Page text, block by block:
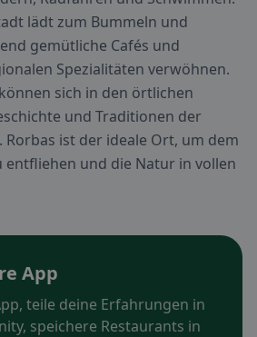
lädt zum Bummeln und
gemütliche Cafés und
Spezialitäten verwöhnen.
sich in den örtlichen
und Traditionen der
ist der ideale Ort, um dem
entfliehen und die Natur in vollen
App
teile deine Erfahrungen in
speichere Restaurants in